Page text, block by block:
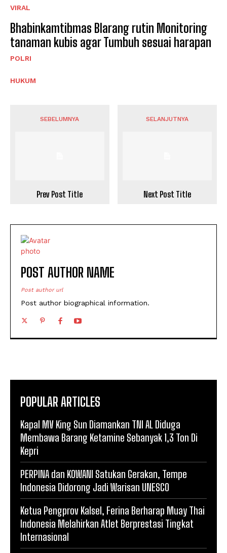
VIRAL
Bhabinkamtibmas Blarang rutin Monitoring
tanaman kubis agar Tumbuh sesuai harapan
POLRI
HUKUM
SEBELUMNYA
Prev Post Title
SELANJUTNYA
Next Post Title
POST AUTHOR NAME
Post author url
Post author biographical information.
POPULAR ARTICLES
Kapal MV King Sun Diamankan TNI AL Diduga
Membawa Barang Ketamine Sebanyak 1,3 Ton Di
Kepri
PERPINA dan KOWANI Satukan Gerakan, Tempe
Indonesia Didorong Jadi Warisan UNESCO
Ketua Pengprov Kalsel, Ferina Berharap Muay Thai
Indonesia Melahirkan Atlet Berprestasi Tingkat
Internasional